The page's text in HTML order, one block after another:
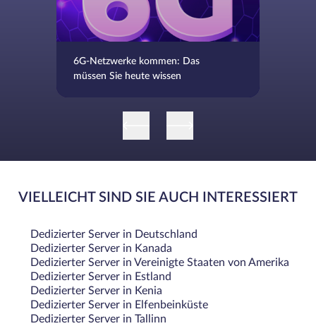
6G-Netzwerke kommen: Das
müssen Sie heute wissen
VIELLEICHT SIND SIE AUCH INTERESSIERT
Dedizierter Server in Deutschland
Dedizierter Server in Kanada
Dedizierter Server in Vereinigte Staaten von Amerika
Dedizierter Server in Estland
Dedizierter Server in Kenia
Dedizierter Server in Elfenbeinküste
Dedizierter Server in Tallinn